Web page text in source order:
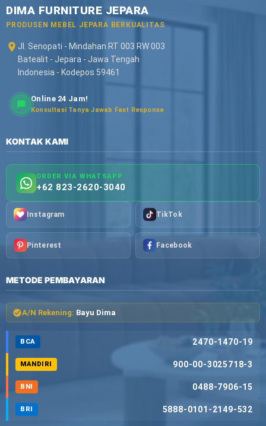
DIMA FURNITURE JEPARA
PRODUSEN MEBEL JEPARA BERKUALITAS
Jl. Senopati - Mindahan RT 003 RW 003
Batealit - Jepara - Jawa Tengah
Indonesia - Kodepos 59461
Online 24 Jam!
Konsultasi Tanya Jawab Fast Response
KONTAK KAMI
ORDER VIA WHATSAPP
+62 823-2620-3040
Instagram TikTok
Pinterest Facebook
METODE PEMBAYARAN
A/N Rekening: Bayu Dima
BCA 2470-1470-19
MANDIRI 900-00-3025718-3
BNI 0488-7906-15
BRI 5888-0101-2149-532